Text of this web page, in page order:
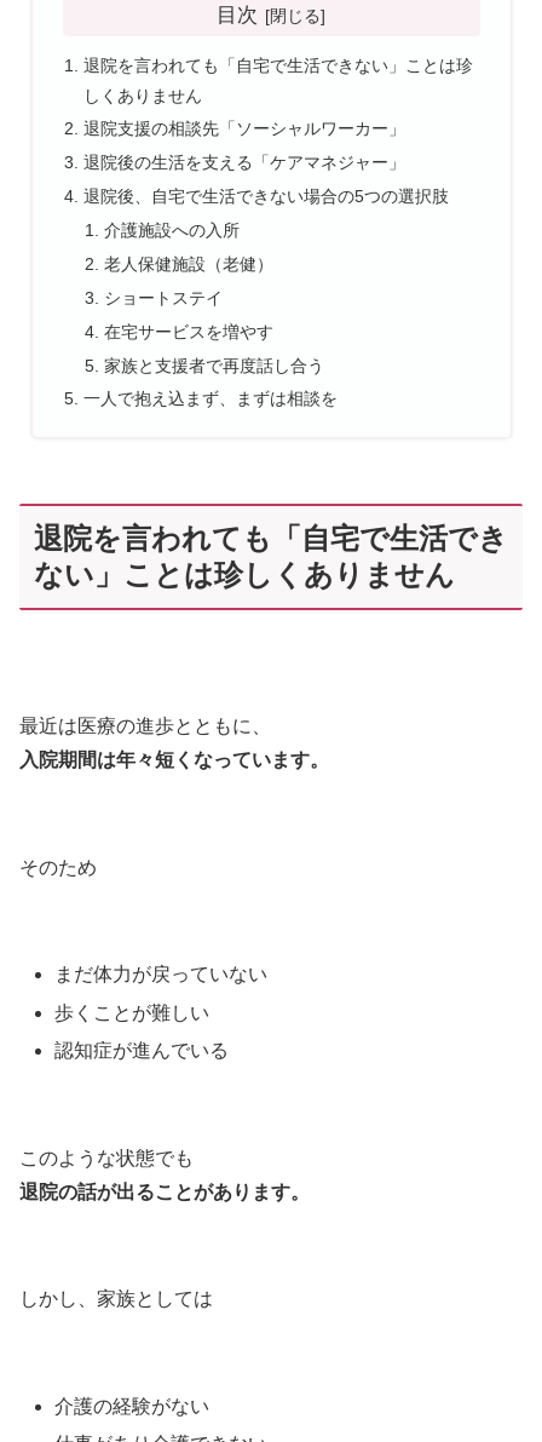
目次
退院を言われても「自宅で生活できない」ことは珍
しくありません
退院支援の相談先「ソーシャルワーカー」
退院後の生活を支える「ケアマネジャー」
退院後、自宅で生活できない場合の5つの選択肢
介護施設への入所
老人保健施設（老健）
ショートステイ
在宅サービスを増やす
家族と支援者で再度話し合う
一人で抱え込まず、まずは相談を
退院を言われても「自宅で生活でき
ない」ことは珍しくありません
最近は医療の進歩とともに、
入院期間は年々短くなっています。
そのため
まだ体力が戻っていない
歩くことが難しい
認知症が進んでいる
このような状態でも
退院の話が出ることがあります。
しかし、家族としては
介護の経験がない